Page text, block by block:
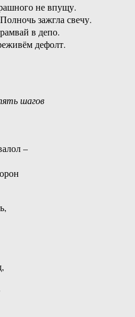
не впущу.
зажгла свечу.
в депо.
дефолт.
шагов
–